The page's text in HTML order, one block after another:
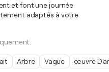
et font une journée
adaptés à votre
Arbre Vague œuvre